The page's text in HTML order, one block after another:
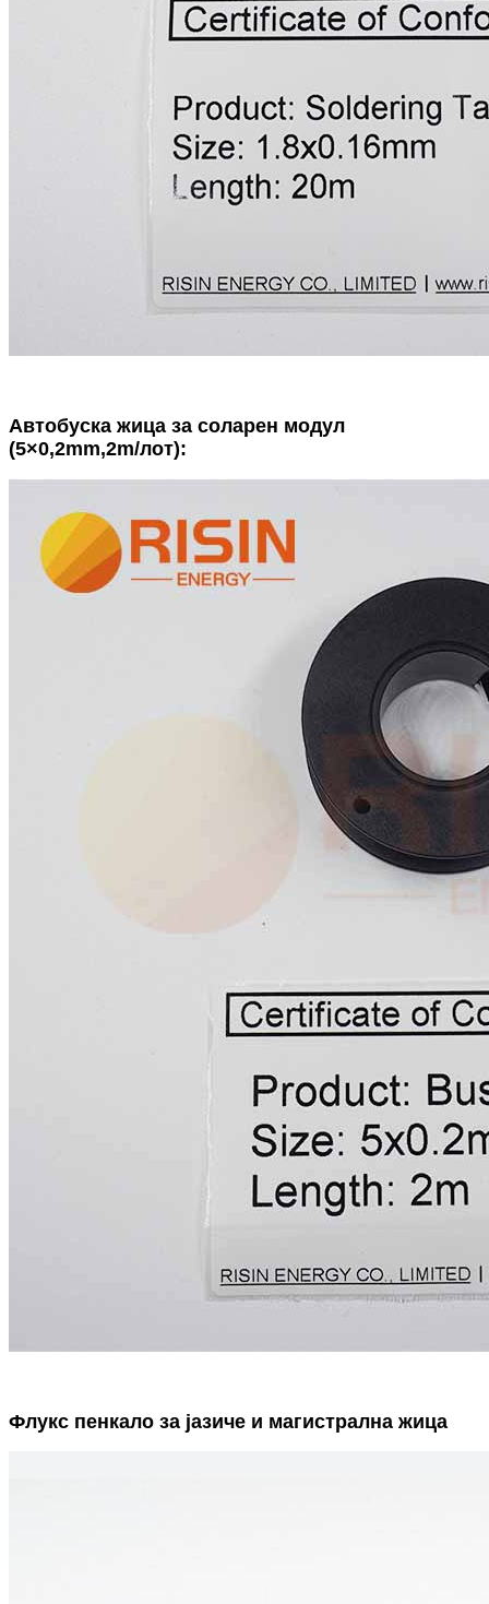
Автобуска жица за соларен модул
(5×0,2mm,2m/лот):
Флукс пенкало за јазиче и магистрална жица